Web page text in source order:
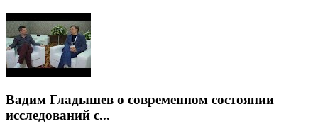
Вадим Гладышев о современном состоянии
исследований с...